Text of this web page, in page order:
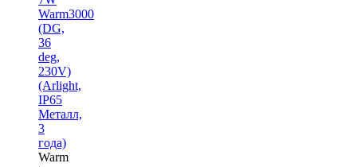
Warm3000
(DG,
36
deg,
230V)
(Arlight,
IP65
Металл,
3
года)
Warm